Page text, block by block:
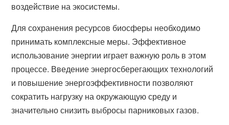
воздействие на экосистемы.
Для сохранения ресурсов биосферы необходимо
принимать комплексные меры. Эффективное
использование энергии играет важную роль в этом
процессе. Введение энергосберегающих технологий
и повышение энергоэффективности позволяют
сократить нагрузку на окружающую среду и
значительно снизить выбросы парниковых газов.